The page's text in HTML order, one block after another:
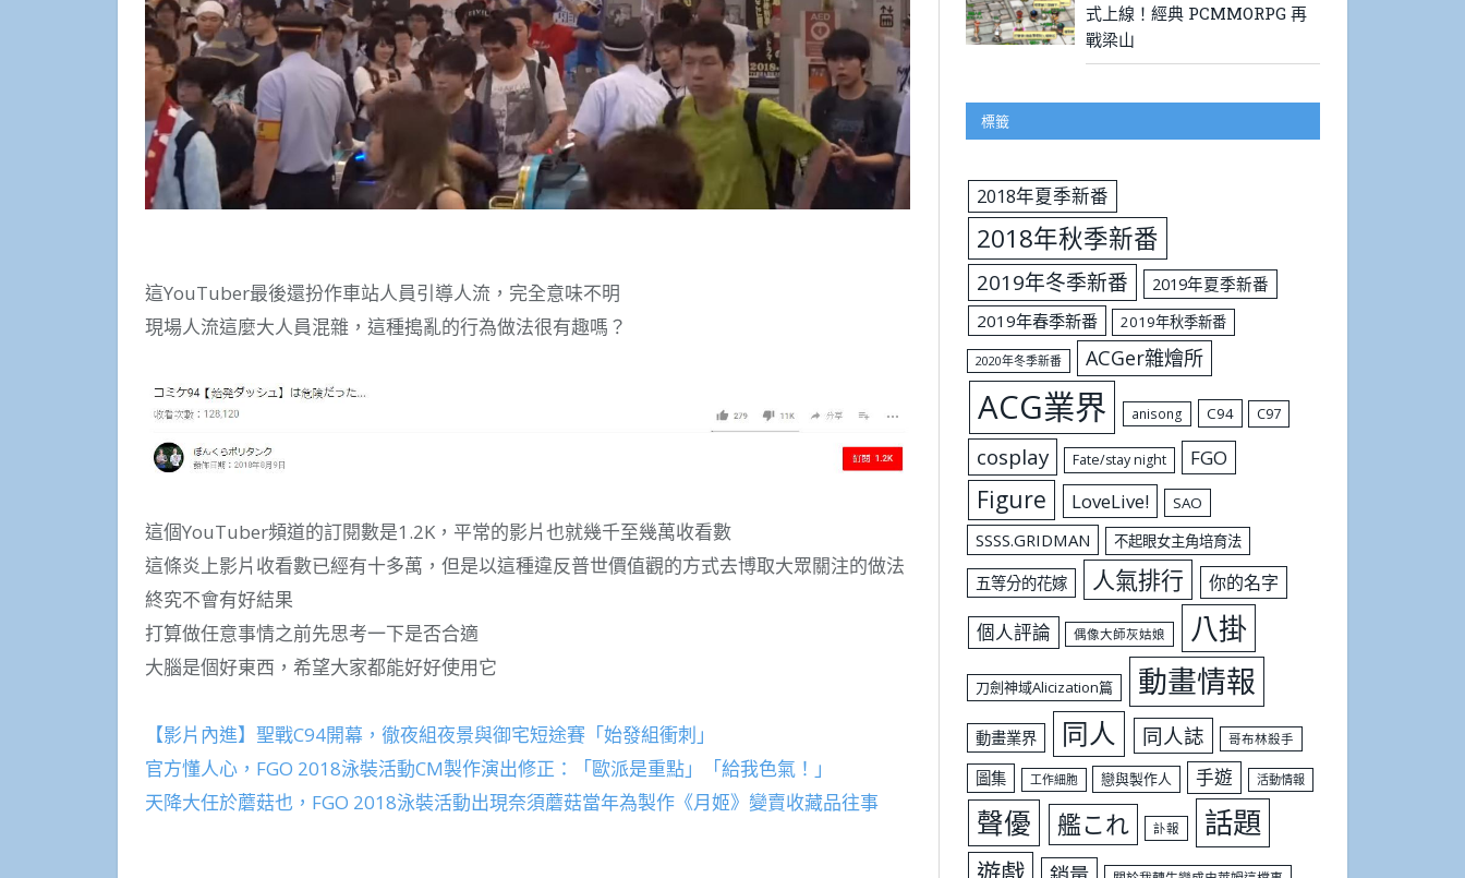
這YouTuber最後還扮作車站人員引導人流，完全意味不明
現場人流這麼大人員混雜，這種搗亂的行為做法很有趣嗎？
這個YouTuber頻道的訂閱數是1.2K，平常的影片也就幾千至幾萬收看數
這條炎上影片收看數已經有十多萬，但是以這種違反普世價值觀的方式去博取大眾關注的做法
終究不會有好結果
打算做任意事情之前先思考一下是否合適
大腦是個好東西，希望大家都能好好使用它
【影片內進】聖戰C94開幕，徹夜組夜景與御宅短途賽「始發組衝刺」
官方懂人心，FGO 2018泳裝活動CM製作演出修正：「歐派是重點」「給我色氣！」
天降大任於蘑菇也，FGO 2018泳裝活動出現奈須蘑菇當年為製作《月姬》變賣收藏品往事
式上線！經典 PCMMORPG 再
戰梁山
標籤
2018年夏季新番
2018年秋季新番
2019年冬季新番
2019年夏季新番
2019年春季新番
2019年秋季新番
2020年冬季新番 ACGer雜燴所
ACG業界 anisong C94 C97
cosplay Fate/stay night FGO
Figure LoveLive! SAO
SSSS.GRIDMAN 不起眼女主角培育法
五等分的花嫁 人氣排行 你的名字
個人評論 偶像大師灰姑娘 八掛
刀劍神域Alicization篇 動畫情報
動畫業界 同人 同人誌 哥布林殺手
圖集 工作細胞 戀與製作人 手遊 活動情報
聲優 艦これ 訃報 話題